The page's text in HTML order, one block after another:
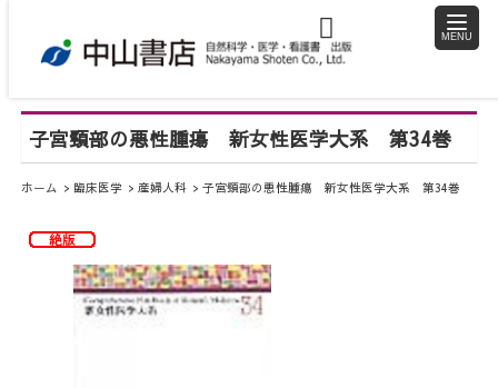
toggle
子宮頸部の悪性腫瘍 新女性医学大系 第34巻
ホーム 臨床医学 産婦人科 子宮頸部の悪性腫瘍 新女性医学大系 第34巻